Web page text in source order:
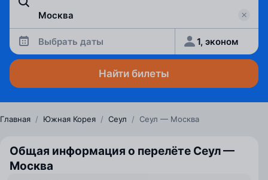
Выбрать даты 1, эконом
Найти билеты
Главная / Южная Корея / Сеул / Сеул — Москва
Общая информация о перелёте Сеул —
Москва